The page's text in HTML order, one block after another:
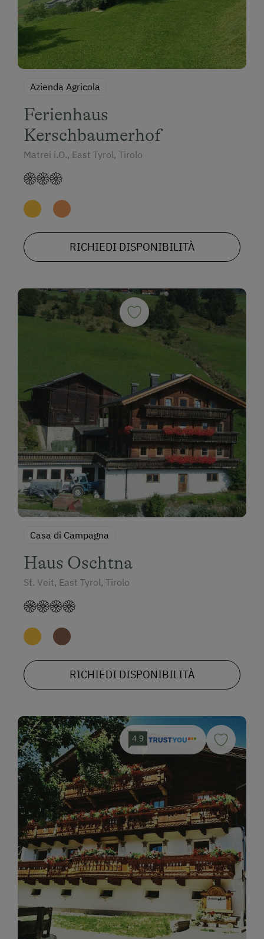
Azienda Agricola
Ferienhaus
Kerschbaumerhof
Matrei i.O., East Tyrol, Tirolo
RICHIEDI DISPONIBILITÀ
Casa di Campagna
Haus Oschtna
St. Veit, East Tyrol, Tirolo
RICHIEDI DISPONIBILITÀ
4.9